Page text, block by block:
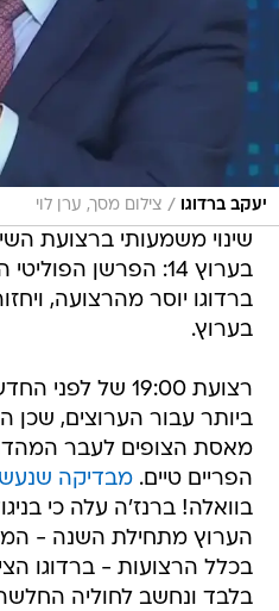
יעקב ברדוגו / צילום מסך, ערן לוי
שינוי משמעותי ברצועת
בערוץ 14: הפרשן
ברדוגו יוסר מהרצועה,
בערוץ.
רצועת 19:00 של
ביותר עבור הערוצים, שכן
מאסת הצופים לעבר
הפריים טיים.מבדיקה
בוואלה! ברנז'ה עלה כי
הערוץ מתחילת השנה -
בכלל הרצועות - ברדוגו
בלבד ונחשב לחוליה